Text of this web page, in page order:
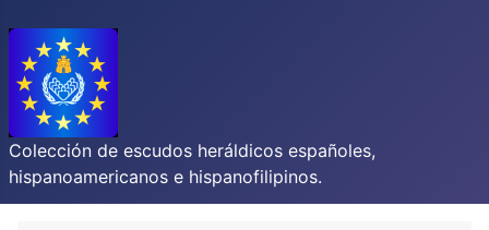
Colección de escudos heráldicos españoles,
hispanoamericanos e hispanofilipinos.